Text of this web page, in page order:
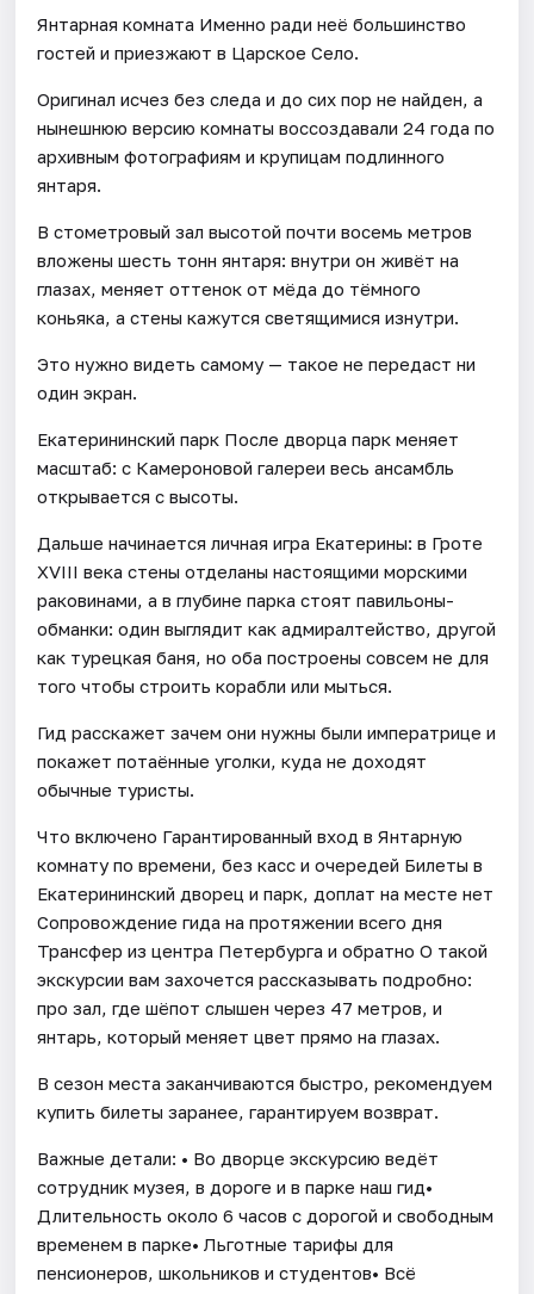
Янтарная комната Именно ради неё большинство
гостей и приезжают в Царское Село.
Оригинал исчез без следа и до сих пор не найден, а
нынешнюю версию комнаты воссоздавали 24 года по
архивным фотографиям и крупицам подлинного
янтаря.
В стометровый зал высотой почти восемь метров
вложены шесть тонн янтаря: внутри он живёт на
глазах, меняет оттенок от мёда до тёмного
коньяка, а стены кажутся светящимися изнутри.
Это нужно видеть самому — такое не передаст ни
один экран.
Екатерининский парк После дворца парк меняет
масштаб: с Камероновой галереи весь ансамбль
открывается с высоты.
Дальше начинается личная игра Екатерины: в Гроте
XVIII века стены отделаны настоящими морскими
раковинами, а в глубине парка стоят павильоны-
обманки: один выглядит как адмиралтейство, другой
как турецкая баня, но оба построены совсем не для
того чтобы строить корабли или мыться.
Гид расскажет зачем они нужны были императрице и
покажет потаённые уголки, куда не доходят
обычные туристы.
Что включено Гарантированный вход в Янтарную
комнату по времени, без касс и очередей Билеты в
Екатерининский дворец и парк, доплат на месте нет
Сопровождение гида на протяжении всего дня
Трансфер из центра Петербурга и обратно О такой
экскурсии вам захочется рассказывать подробно:
про зал, где шёпот слышен через 47 метров, и
янтарь, который меняет цвет прямо на глазах.
В сезон места заканчиваются быстро, рекомендуем
купить билеты заранее, гарантируем возврат.
Важные детали: • Во дворце экскурсию ведёт
сотрудник музея, в дороге и в парке наш гид•
Длительность около 6 часов с дорогой и свободным
временем в парке• Льготные тарифы для
пенсионеров, школьников и студентов• Всё